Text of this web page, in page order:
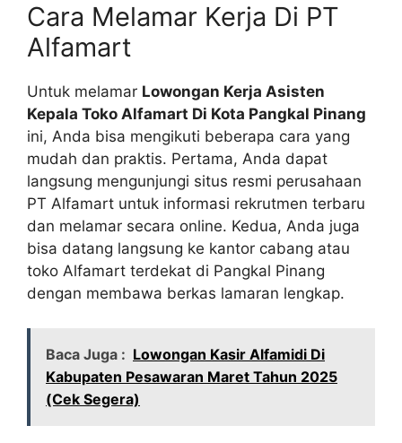
Cara Melamar Kerja Di PT
Alfamart
Untuk melamar Lowongan Kerja Asisten
Kepala Toko Alfamart Di Kota Pangkal Pinang
ini, Anda bisa mengikuti beberapa cara yang
mudah dan praktis. Pertama, Anda dapat
langsung mengunjungi situs resmi perusahaan
PT Alfamart untuk informasi rekrutmen terbaru
dan melamar secara online. Kedua, Anda juga
bisa datang langsung ke kantor cabang atau
toko Alfamart terdekat di Pangkal Pinang
dengan membawa berkas lamaran lengkap.
Baca Juga : Lowongan Kasir Alfamidi Di
Kabupaten Pesawaran Maret Tahun 2025
(Cek Segera)